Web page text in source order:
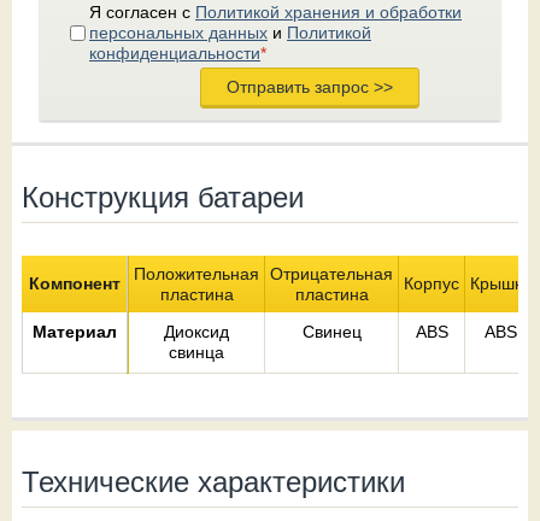
Я согласен с Политикой хранения и обработки
персональных данных и Политикой
конфиденциальности*
Конструкция батареи
Компонент
Положительная
пластина
Отрицательная
пластина
Корпус Крышка
Материал
Диоксид
свинца
Свинец ABS ABS
Технические характеристики